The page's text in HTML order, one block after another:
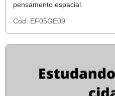
pensamento espacial.
Cód: EF05GE09